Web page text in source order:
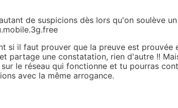
de suspicions dès lors qu'on soulève
si il faut prouver que la preuve est prouvée
partage une constatation, rien d'autre !!
le réseau qui fonctionne et tu pourras
avec la même arrogance.